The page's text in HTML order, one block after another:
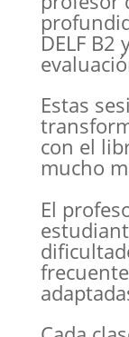
DELF
Estas
con el
mucho
El